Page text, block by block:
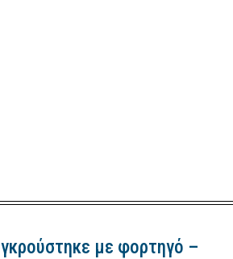
με φορτηγό –